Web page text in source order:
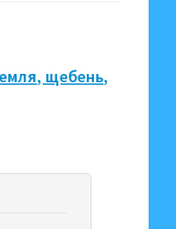
щебень,